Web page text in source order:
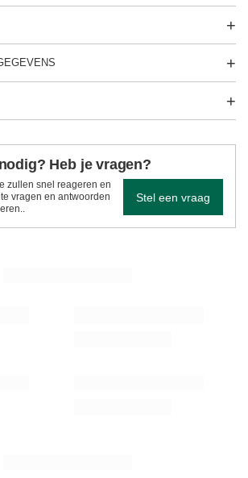
Heb je vragen?
zullen snel reageren en
vragen en antwoorden
Stel een vraag